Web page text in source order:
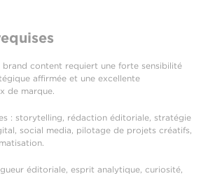
brand content requiert une forte sensibilité
affirmée et une excellente
de marque.
: storytelling, rédaction éditoriale, stratégie
social media, pilotage de projets créatifs,
éditoriale, esprit analytique, curiosité,